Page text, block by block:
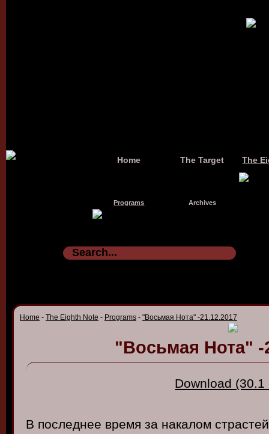
Home The Target The
Programs Archives
Home - The Eighth Note - Programs - "Восьмая Нота" -21.12.2017
"Восьмая Нота" -
Download (30.1
В последнее время за накалом